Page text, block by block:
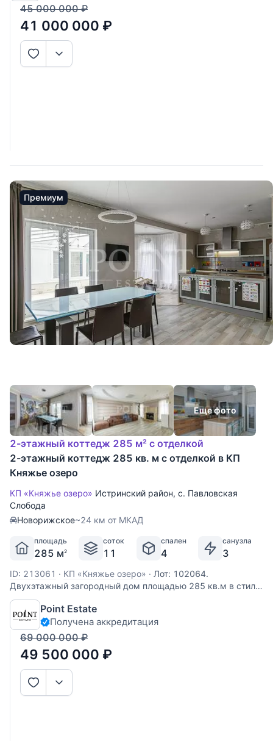
столовая, кабинет; 2
45 000 000 ₽
41 000 000 ₽
Премиум
Еще фото
2-этажный коттедж 285 м² с отделкой
2-этажный коттедж 285 кв. м с отделкой в КП
Княжье озеро
КП «Княжье озеро» Истринский район, с. Павловская
Слобода
Новорижское~24 км от МКАД
площадь
285 м2
соток
11
спален
4
санузла
3
ID: 213061 · КП «Княжье озеро» · Лот: 102064.
Двухэтажный загородный дом площадью 285 кв.м в стиле
современная классика под ключ с мебелью располагается
на участке 11 соток в престижном коттеджном поселке
"Княжье Озеро" в Истринском районе, который славится
своей великолепной
Point Estate
Получена аккредитация
69 000 000 ₽
49 500 000 ₽